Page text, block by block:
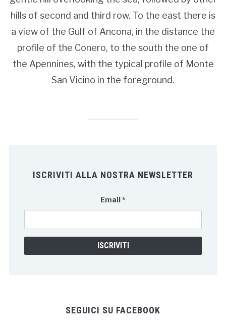
hills of second and third row. To the east there is
a view of the Gulf of Ancona, in the distance the
profile of the Conero, to the south the one of
the Apennines, with the typical profile of Monte
San Vicino in the foreground.
ISCRIVITI ALLA NOSTRA NEWSLETTER
Email*
SEGUICI SU FACEBOOK